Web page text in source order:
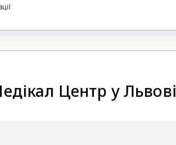
Центр у Львові